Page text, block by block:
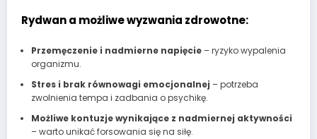
Rydwan a możliwe wyzwania zdrowotne:
Przemęczenie i nadmierne napięcie– ryzyko wypalenia
organizmu.
Stres i brak równowagi emocjonalnej – potrzeba
zwolnienia tempa i zadbania o psychikę.
Możliwe kontuzje wynikające z nadmiernej aktywności
– warto unikać forsowania się na siłę.